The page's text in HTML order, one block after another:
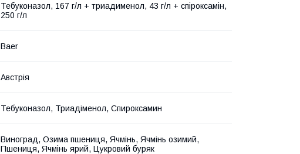
Тебуконазол, 167 г/л + триадименол, 43 г/л + спіроксамін,
250 г/л
Baer
Австрія
Тебуконазол, Триадіменол, Спироксамин
Виноград, Озима пшениця, Ячмінь, Ячмінь озимий,
Пшениця, Ячмінь ярий, Цукровий буряк